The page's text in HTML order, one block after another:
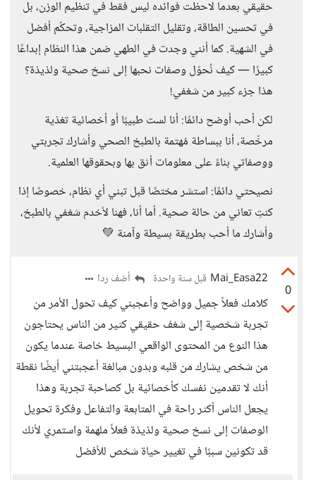
حقيقي بعدما لاحظت فوائده ليس فقط في تنظيم الوزن، بل
في تحسين الطاقة، وتقليل التقلبات المزاجية، وتحكّم أفضل
في الشهية. كما أنني وجدت في الطهي ضمن هذا النظام إبداعًا
كبيرًا — كيف نُحوّل وصفات نحبها إلى نسخ صحية ولذيذة؟
هذا جزء كبير من شغفي!
لكن أحب أوضح دائمًا: أنا لست طبيبًا أو أخصائية تغذية
مرخّصة، أنا ببساطة مُهتمة بالطبخ الصحي وأشارك تجربتي
ووصفاتي بناءً على معلومات أثق بها وبحقوقها العلمية.
نصيحتي دائمًا: استشر مختصًا قبل تبني أي نظام، خصوصًا إذا
كنتِ تعاني من حالة صحية. أما أنا، فهنا لأخدم شغفي بالطبخ،
وأشارك ما أحب بطريقة بسيطة وآمنة 💚
0
Mai_Easa22 قبل سنة واحدة أضف ردا
كلامك فعلاً جميل وواضح وأعجبني كيف تحول الأمر من
تجربة شخصية إلى شغف حقيقي كثير من الناس يحتاجون
هذا النوع من المحتوى الواقعي البسيط خاصة عندما يكون
من شخص يشارك من قلبه وبدون مبالغة أعجبتني أيضًا نقطة
أنك لا تقدمين نفسك كأخصائية بل كصاحبة تجربة وهذا
يجعل الناس أكثر راحة في المتابعة والتفاعل وفكرة تحويل
الوصفات إلى نسخ صحية ولذيذة فعلاً ملهمة واستمري لأنك
قد تكونين سببًا في تغيير حياة شخص للأفضل